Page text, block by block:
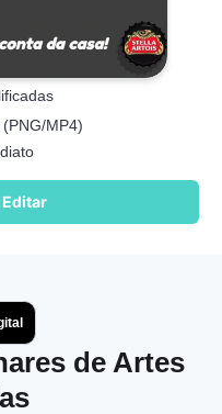
MP4)
Editar
de Artes